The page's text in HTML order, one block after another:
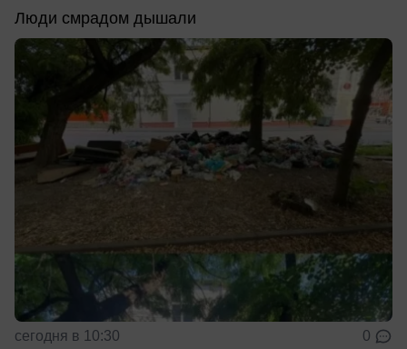
Люди смрадом дышали
сегодня в 10:30 0